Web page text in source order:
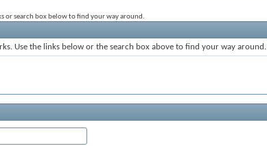
or search box below to find your way around.
Use the links below or the search box above to find your way around.